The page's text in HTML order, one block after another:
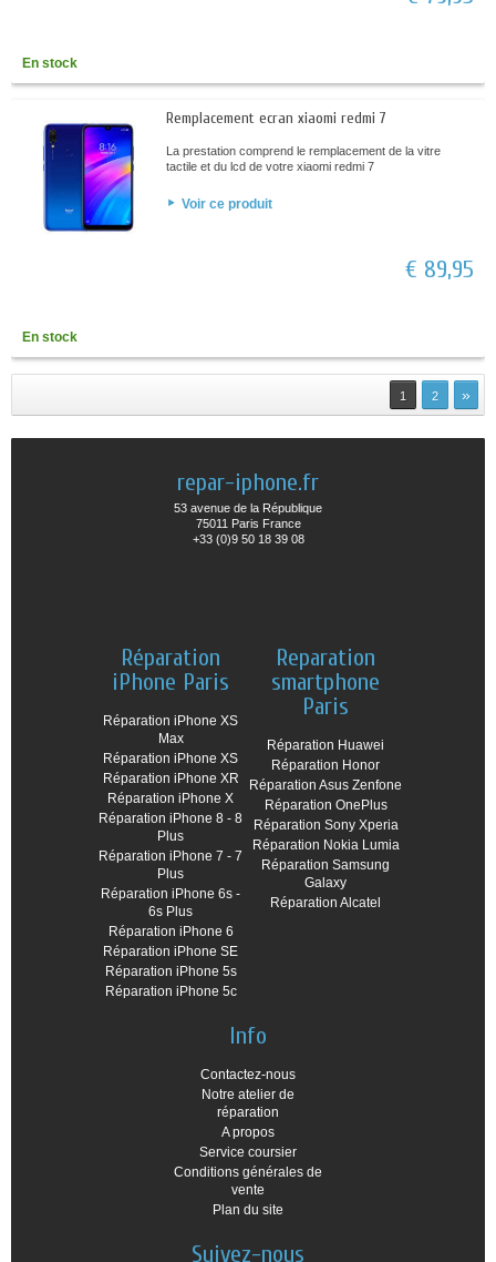
En stock
Remplacement ecran xiaomi redmi 7
La prestation comprend le remplacement de la vitre
tactile et du lcd de votre xiaomi redmi 7
Voir ce produit
€ 89,95
En stock
1 2 »
repar-iphone.fr
53 avenue de la République
75011 Paris France
+33 (0)9 50 18 39 08
Réparation
iPhone Paris
Réparation iPhone XS
Max
Réparation iPhone XS
Réparation iPhone XR
Réparation iPhone X
Réparation iPhone 8 - 8
Plus
Réparation iPhone 7 - 7
Plus
Réparation iPhone 6s -
6s Plus
Réparation iPhone 6
Réparation iPhone SE
Réparation iPhone 5s
Réparation iPhone 5c
Reparation
smartphone
Paris
Réparation Huawei
Réparation Honor
Réparation Asus Zenfone
Réparation OnePlus
Réparation Sony Xperia
Réparation Nokia Lumia
Réparation Samsung
Galaxy
Réparation Alcatel
Info
Contactez-nous
Notre atelier de
réparation
A propos
Service coursier
Conditions générales de
vente
Plan du site
Suivez-nous